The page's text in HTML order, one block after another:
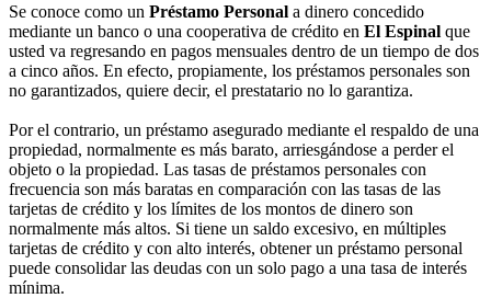
Se conoce como un Préstamo Personal a dinero concedido
mediante un banco o una cooperativa de crédito en El Espinal que
usted va regresando en pagos mensuales dentro de un tiempo de dos
a cinco años. En efecto, propiamente, los préstamos personales son
no garantizados, quiere decir, el prestatario no lo garantiza.
Por el contrario, un préstamo asegurado mediante el respaldo de una
propiedad, normalmente es más barato, arriesgándose a perder el
objeto o la propiedad. Las tasas de préstamos personales con
frecuencia son más baratas en comparación con las tasas de las
tarjetas de crédito y los límites de los montos de dinero son
normalmente más altos. Si tiene un saldo excesivo, en múltiples
tarjetas de crédito y con alto interés, obtener un préstamo personal
puede consolidar las deudas con un solo pago a una tasa de interés
mínima.